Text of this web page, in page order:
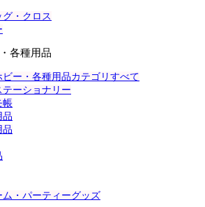
・クロス
各種用品
ー・各種用品カテゴリすべて
ーショナリー
帳
品
品
ム・パーティーグッズ